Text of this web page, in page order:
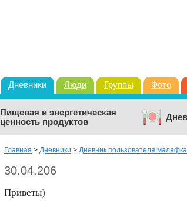
Дневники Люди Группы Фото
Пищевая и энергетическая
ценность продуктов
Главная > Дневники > Дневник пользователя маляфка
30.04.206
Приветы)